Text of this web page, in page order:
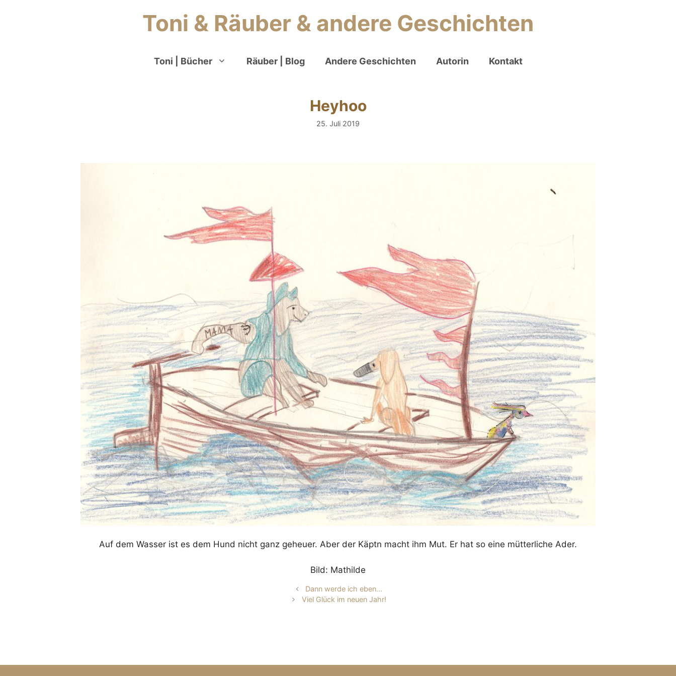
Inhalt
springen
Toni & Räuber & andere Geschichten
Toni | Bücher Räuber | Blog Andere Geschichten Autorin Kontakt
Heyhoo
25. Juli 2019
Auf dem Wasser ist es dem Hund nicht ganz geheuer. Aber der Käptn macht ihm Mut. Er hat so eine mütterliche Ader.
Bild: Mathilde
Dann werde ich eben…
Viel Glück im neuen Jahr!